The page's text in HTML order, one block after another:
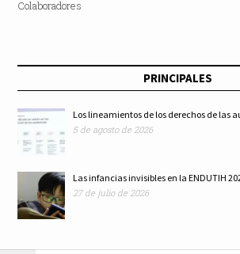
Colaboradores
PRINCIPALES
Los lineamientos de los derechos de las
5 de agosto de 2026
Las infancias invisibles en la ENDUTIH
27 de julio de 2026